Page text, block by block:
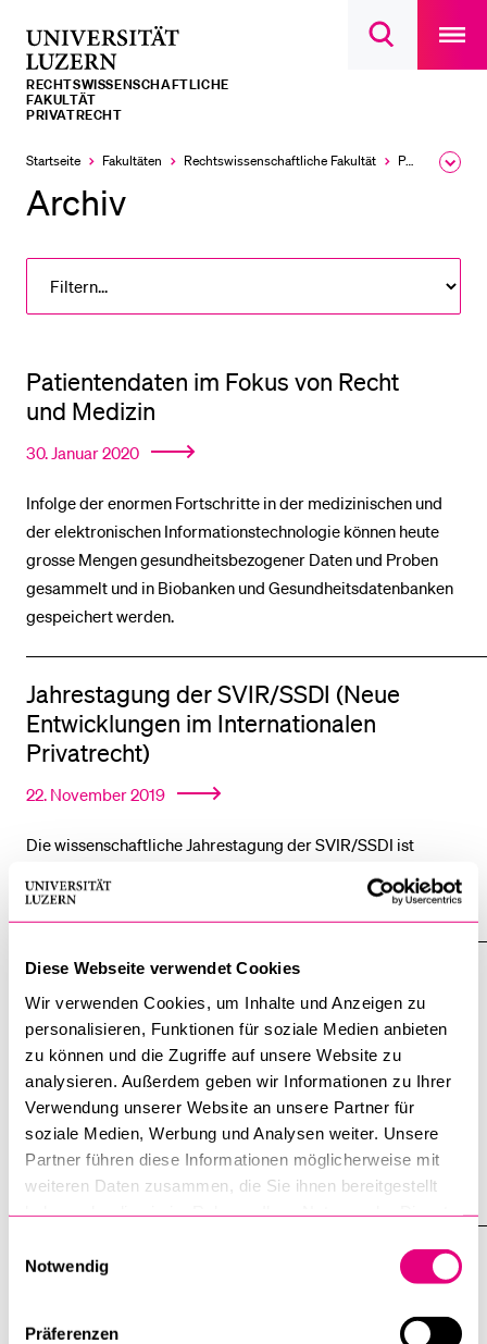
Diese Webseite verwendet Cookies
Wir verwenden Cookies, um Inhalte und Anzeigen zu
personalisieren, Funktionen für soziale Medien anbieten
zu können und die Zugriffe auf unsere Website zu
analysieren. Außerdem geben wir Informationen zu Ihrer
Verwendung unserer Website an unsere Partner für
soziale Medien, Werbung und Analysen weiter. Unsere
Partner führen diese Informationen möglicherweise mit
weiteren Daten zusammen, die Sie ihnen bereitgestellt
Notwendig
Präferenzen
Suchdialog
main
RECHTS­­WISSENSCHAFTLICHE
FAKULTÄT
PRIVATRECHT
Startseite Fakultäten Rechtswissenschaftliche Fakultät Professuren
Archiv
Patientendaten im Fokus von Recht
und Medizin
30. Januar 2020
Infolge der enormen Fortschritte in der medizinischen und
der elektronischen Informationstechnologie können heute
grosse Mengen gesundheitsbezogener Daten und Proben
gesammelt und in Biobanken und Gesundheitsdatenbanken
gespeichert werden.
Jahrestagung der SVIR/SSDI (Neue
Entwicklungen im Internationalen
Privatrecht)
22. November 2019
Die wissenschaftliche Jahrestagung der SVIR/SSDI ist
dieses Jahr den neuesten Entwicklungen im Internationalen
Privatrecht gewidmet.
9. Luzerner Tag des
Stockwerkeigentums 2019
19. November 2019
Im 2019 wird die Tagung "Luzerner Tag des
Stockwerkeigentums" zum neunten Mal durchgeführt. Das
Thema der Tagung lautet: "Dienstbarkeiten und
Rechtsprechung".
Neue Professorinnen und Professoren
der Rechtswissenschaftlichen Fakultät
stellen sich vor
LETZTE SUCHEN
Sie haben noch keine Suche getätigt.
Schulklassen und Lehrpersonen
Studierende
Forschende
Alumni
Stellensuchende
Förderer
BELIEBTE INHALTE
Vorlesungsverzeichnis
Bibliothek
Menuplan Mensa
Anmeldung und Zulassung